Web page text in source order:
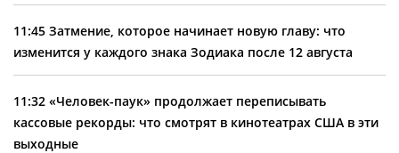
11:45 Затмение, которое начинает новую главу: что
изменится у каждого знака Зодиака после 12 августа
11:32 «Человек-паук» продолжает переписывать
кассовые рекорды: что смотрят в кинотеатрах США в эти
выходные